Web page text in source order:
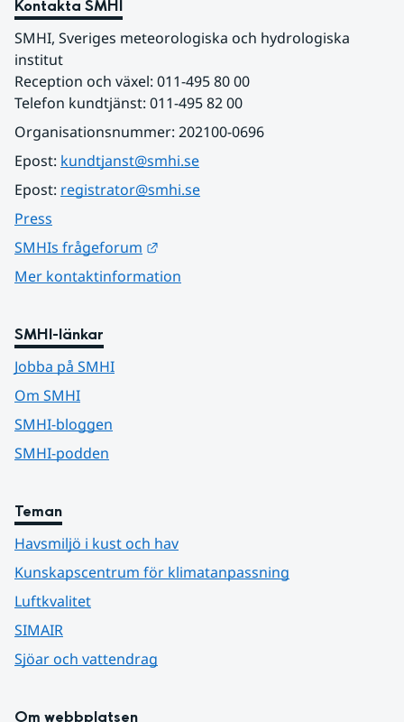
Kontakta SMHI
SMHI, Sveriges meteorologiska och hydrologiska
institut
Reception och växel: 011-495 80 00
Telefon kundtjänst: 011-495 82 00
Organisationsnummer: 202100-0696
Epost: kundtjanst@smhi.se
Epost: registrator@smhi.se
Press
SMHIs frågeforum
Mer kontaktinformation
SMHI-länkar
Jobba på SMHI
Om SMHI
SMHI-bloggen
SMHI-podden
Teman
Havsmiljö i kust och hav
Kunskapscentrum för klimatanpassning
Luftkvalitet
SIMAIR
Sjöar och vattendrag
Om webbplatsen